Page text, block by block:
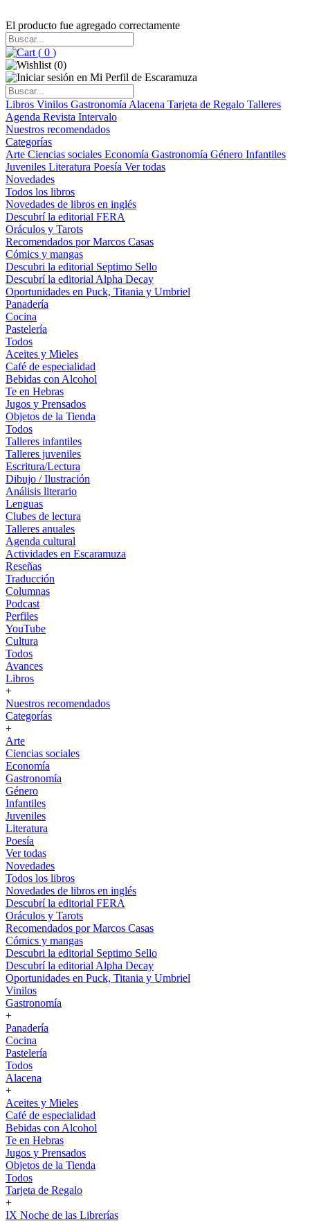
El producto fue agregado correctamente
( 0 )
(0)
Libros Vinilos Gastronomía Alacena Tarjeta de Regalo Talleres
Agenda Revista Intervalo
Nuestros recomendados
Categorías
Arte Ciencias sociales Economía Gastronomía Género Infantiles
Juveniles Literatura Poesía Ver todas
Novedades
Todos los libros
Novedades de libros en inglés
Descubrí la editorial FERA
Oráculos y Tarots
Recomendados por Marcos Casas
Cómics y mangas
Descubri la editorial Septimo Sello
Descubrí la editorial Alpha Decay
Oportunidades en Puck, Titania y Umbriel
Panadería
Cocina
Pastelería
Todos
Aceites y Mieles
Café de especialidad
Bebidas con Alcohol
Te en Hebras
Jugos y Prensados
Objetos de la Tienda
Todos
Talleres infantiles
Talleres juveniles
Escritura/Lectura
Dibujo / Ilustración
Análisis literario
Lenguas
Clubes de lectura
Talleres anuales
Agenda cultural
Actividades en Escaramuza
Reseñas
Traducción
Columnas
Podcast
Perfiles
YouTube
Cultura
Todos
Avances
Libros
+
Nuestros recomendados
Categorías
+
Arte
Ciencias sociales
Economía
Gastronomía
Género
Infantiles
Juveniles
Literatura
Poesía
Ver todas
Novedades
Todos los libros
Novedades de libros en inglés
Descubrí la editorial FERA
Oráculos y Tarots
Recomendados por Marcos Casas
Cómics y mangas
Descubri la editorial Septimo Sello
Descubrí la editorial Alpha Decay
Oportunidades en Puck, Titania y Umbriel
Vinilos
Gastronomía
+
Panadería
Cocina
Pastelería
Todos
Alacena
+
Aceites y Mieles
Café de especialidad
Bebidas con Alcohol
Te en Hebras
Jugos y Prensados
Objetos de la Tienda
Todos
Tarjeta de Regalo
+
IX Noche de las Librerías